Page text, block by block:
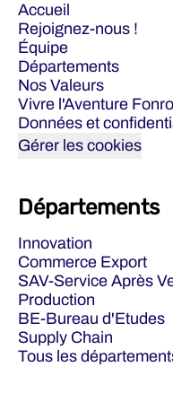
Accueil
Rejoignez-nous !
Équipe
Départements
Nos Valeurs
Vivre l'Aventure
Données et
Gérer les cookies
Départements
Innovation
Commerce Export
SAV-Service Après
Production
BE-Bureau d'Etudes
Supply Chain
Tous les